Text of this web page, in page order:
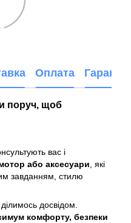
Оплата Гарантія
поруч, щоб
вас і
або аксесуари , які
завданням, стилю
досвідом.
комфорту, безпеки